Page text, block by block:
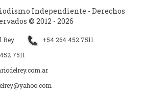
Independiente - Derechos
© 2012 - 2026
Rey
+54 264 452 7511
7511